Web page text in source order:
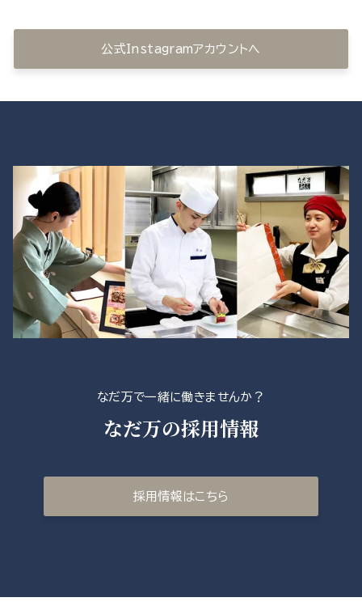
公式Instagramアカウントへ
なだ万で一緒に働きませんか？
なだ万の採用情報
採用情報はこちら